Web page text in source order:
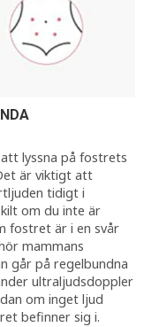
lyssna på fostrets
är viktigt att
tidigt i
om du inte är
fostret är i en svår
mammans
går på regelbundna
ultraljudsdoppler
om inget ljud
befinner sig i.